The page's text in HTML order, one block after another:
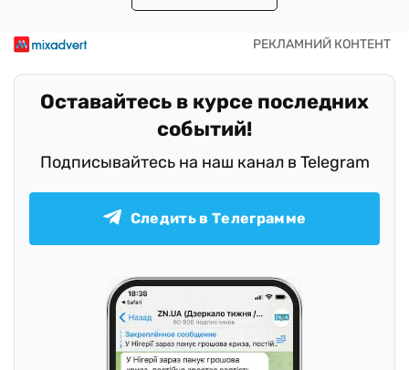
Оставайтесь в курсе последних
событий!
Подписывайтесь на наш канал в Telegram
Следить в Телеграмме